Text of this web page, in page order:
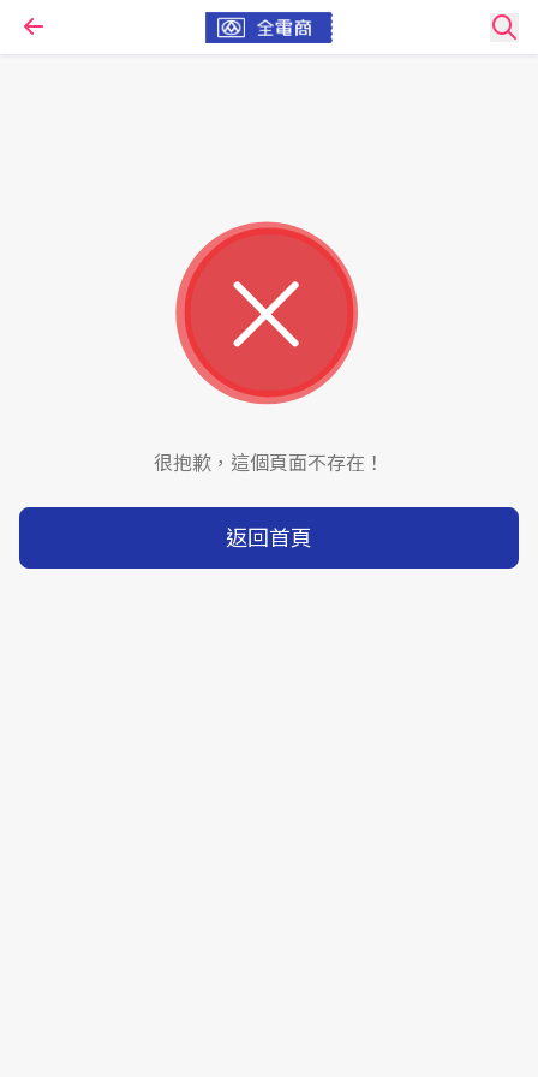
很抱歉，這個頁面不存在！
返回首頁